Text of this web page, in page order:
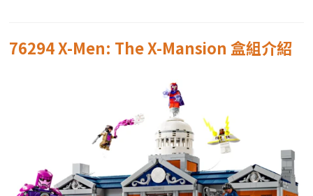
76294 X-Men: The X-Mansion 盒組介紹